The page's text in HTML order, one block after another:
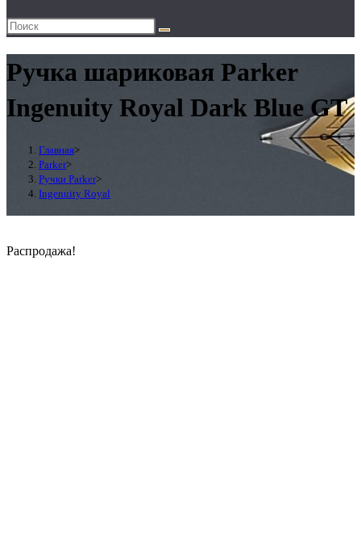
Ручка шариковая Parker
Ingenuity Royal Dark Blue GT
Главная>
Parker>
Ручки Parker>
Ingenuity Royal
Распродажа!